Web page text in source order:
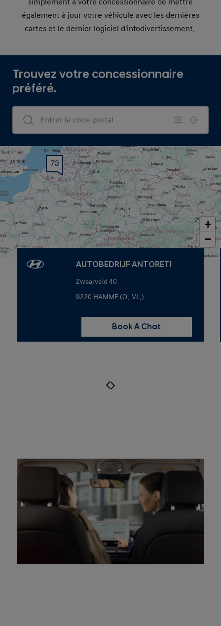
également à jour votre véhicule avec les dernières
cartes et le dernier logiciel d'infodivertissement.
73
+
−
Map data © OpenStreetMap contributors
Trouvez votre concessionnaire
préféré.
Dealers Search
AUTOBEDRIJF ANTORETI
Zwaarveld 40
9220 HAMME (O.-VL.)
Book A Chat